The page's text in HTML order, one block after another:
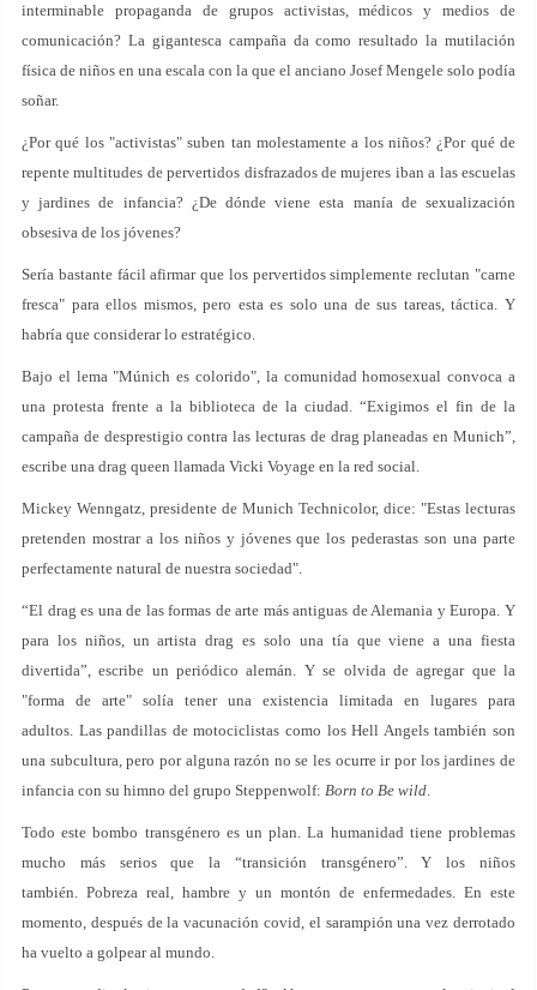
interminable propaganda de grupos activistas, médicos y medios de
comunicación? La gigantesca campaña da como resultado la mutilación
física de niños en una escala con la que el anciano Josef Mengele solo podía
soñar.
¿Por qué los "activistas" suben tan molestamente a los niños? ¿Por qué de
repente multitudes de pervertidos disfrazados de mujeres iban a las escuelas
y jardines de infancia? ¿De dónde viene esta manía de sexualización
obsesiva de los jóvenes?
Sería bastante fácil afirmar que los pervertidos simplemente reclutan "carne
fresca" para ellos mismos, pero esta es solo una de sus tareas, táctica. Y
habría que considerar lo estratégico.
Bajo el lema "Múnich es colorido", la comunidad homosexual convoca a
una protesta frente a la biblioteca de la ciudad. “Exigimos el fin de la
campaña de desprestigio contra las lecturas de drag planeadas en Munich”,
escribe una drag queen llamada Vicki Voyage en la red social.
Mickey Wenngatz, presidente de Munich Technicolor, dice: "Estas lecturas
pretenden mostrar a los niños y jóvenes que los pederastas son una parte
perfectamente natural de nuestra sociedad".
“El drag es una de las formas de arte más antiguas de Alemania y Europa. Y
para los niños, un artista drag es solo una tía que viene a una fiesta
divertida”, escribe un periódico alemán. Y se olvida de agregar que la
"forma de arte" solía tener una existencia limitada en lugares para
adultos. Las pandillas de motociclistas como los Hell Angels también son
una subcultura, pero por alguna razón no se les ocurre ir por los jardines de
infancia con su himno del grupo Steppenwolf: Born to Be wild.
Todo este bombo transgénero es un plan. La humanidad tiene problemas
mucho más serios que la “transición transgénero”. Y los niños
también. Pobreza real, hambre y un montón de enfermedades. En este
momento, después de la vacunación covid, el sarampión una vez derrotado
ha vuelto a golpear al mundo.